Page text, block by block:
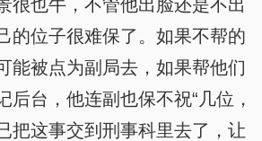
很也牛，不管他出脸还是不出
的位子很难保了。如果不帮的
能被点为副局去，如果帮他们
后台，他连副也保不祝“几位，
把这事交到刑事科里去了，让